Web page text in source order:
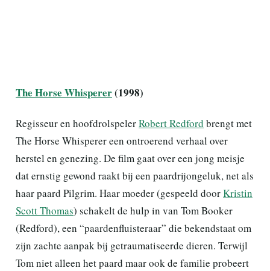
The Horse Whisperer(1998)
Regisseur en hoofdrolspelerRobert Redford brengt met
The Horse Whisperer een ontroerend verhaal over
herstel en genezing. De film gaat over een jong meisje
dat ernstig gewond raakt bij een paardrijongeluk, net als
haar paard Pilgrim. Haar moeder (gespeeld doorKristin
Scott Thomas) schakelt de hulp in van Tom Booker
(Redford), een “paardenfluisteraar” die bekendstaat om
zijn zachte aanpak bij getraumatiseerde dieren. Terwijl
Tom niet alleen het paard maar ook de familie probeert